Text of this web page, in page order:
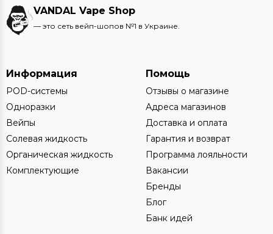
VANDAL Vape Shop
— это сеть вейп-шопов №1 в Украине.
Информация
POD-системы
Одноразки
Вейпы
Солевая жидкость
Органическая жидкость
Комплектующие
Помощь
Отзывы о магазине
Адреса магазинов
Доставка и оплата
Гарантия и возврат
Программа лояльности
Вакансии
Бренды
Блог
Банк идей